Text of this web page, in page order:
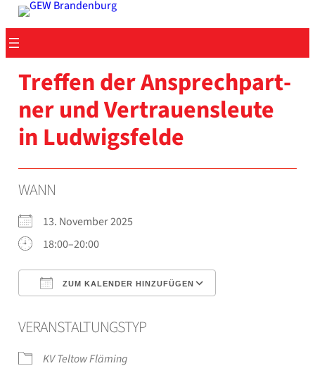
Zum
Inhalt
springen
Tref­fen der Ansprech­part­
ner und Ver­trau­ens­leu­te
in Lud­wigs­fel­de
WANN
13. Novem­ber 2025
18:00–20:00
ZUM KALENDER HINZUFÜGEN
VER­AN­STAL­TUNGS­TYP
KV Tel­tow Flä­ming